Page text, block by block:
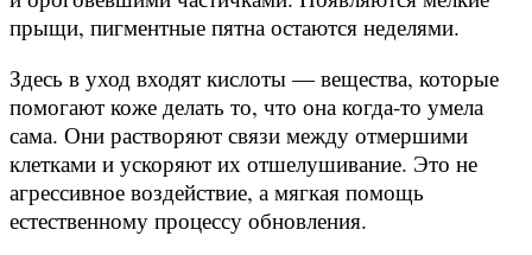
прыщи, пигментные пятна остаются неделями.
Здесь в уход входят кислоты — вещества, которые
помогают коже делать то, что она когда-то умела
сама. Они растворяют связи между отмершими
клетками и ускоряют их отшелушивание. Это не
агрессивное воздействие, а мягкая помощь
естественному процессу обновления.